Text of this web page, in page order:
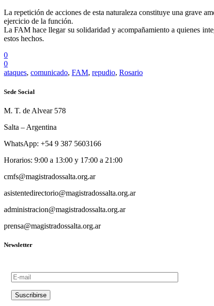
La repetición de acciones de esta naturaleza constituye una grave
ejercicio de la función.
La FAM hace llegar su solidaridad y acompañamiento a quienes
estos hechos.
0
0
ataques, comunicado, FAM, repudio, Rosario
Sede Social
M. T. de Alvear 578
Salta – Argentina
WhatsApp: +54 9 387 5603166
Horarios: 9:00 a 13:00 y 17:00 a 21:00
cmfs@magistradossalta.org.ar
asistentedirectorio@magistradossalta.org.ar
administracion@magistradossalta.org.ar
prensa@magistradossalta.org.ar
Newsletter